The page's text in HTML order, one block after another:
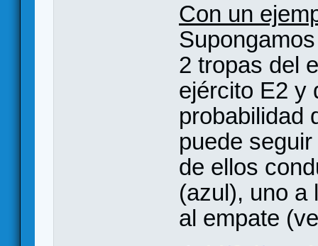
Con un
2 tropas del
ejército E2 y
probabilidad
puede
de ellos
(azul), uno a
al empate